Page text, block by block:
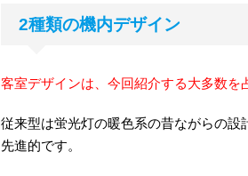
2種類の機内デザイン
客室デザインは、今回紹介する大多数を
従来型は蛍光灯の暖色系の昔ながらの
先進的です。